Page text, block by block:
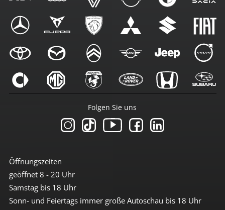
Öffnungszeiten
geöffnet 8 - 20 Uhr
Samstag bis 18 Uhr
Sonn- und Feiertags immer große Autoschau bis 18 Uhr
Folgen Sie uns